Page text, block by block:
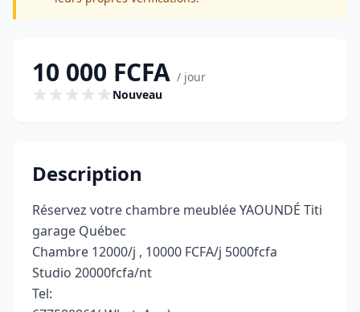
10 000 FCFA / jour
Nouveau
Description
Réservez votre chambre meublée YAOUNDÉ Titi
garage Québec
Chambre 12000/j , 10000 FCFA/j 5000fcfa
Studio 20000fcfa/nt
Tel: